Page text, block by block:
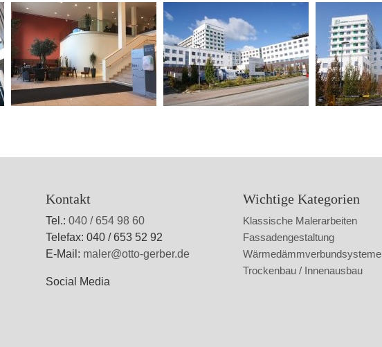
Kontakt
Tel.: 040 / 654 98 60
Telefax: 040 / 653 52 92
E-Mail: maler@otto-gerber.de
Social Media
Wichtige Kategorien
Klassische Malerarbeiten
Fassadengestaltung
Wärmedämmverbundsysteme
Trockenbau / Innenausbau